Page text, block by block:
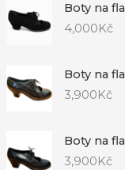
Boty na
4,000Kč
Boty na
3,900Kč
Boty na
3,900Kč